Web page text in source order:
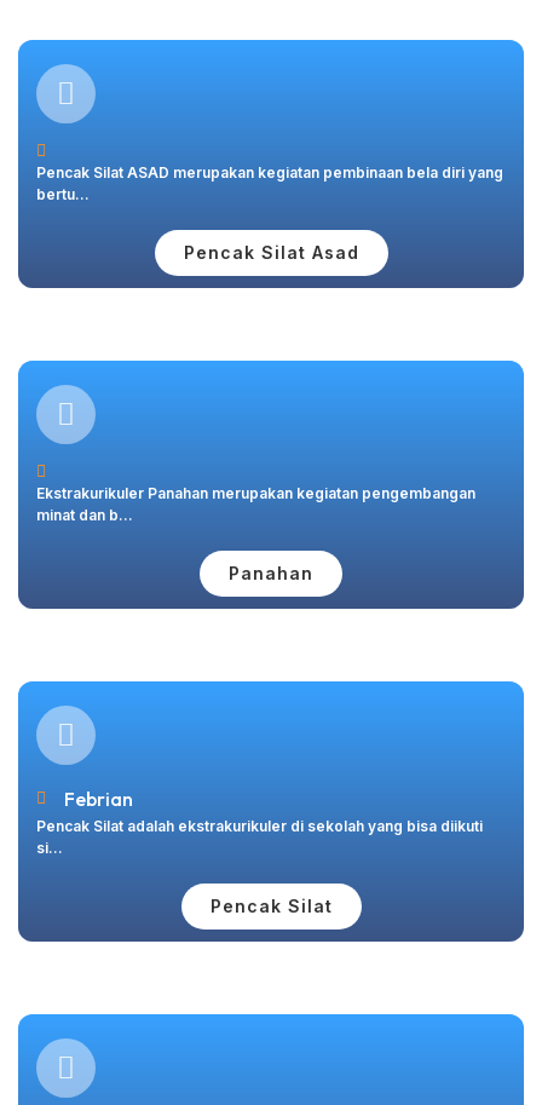
Pencak Silat ASAD merupakan kegiatan pembinaan bela diri yang
bertu...
Pencak Silat Asad
Ekstrakurikuler Panahan merupakan kegiatan pengembangan
minat dan b...
Panahan
Febrian
Pencak Silat adalah ekstrakurikuler di sekolah yang bisa diikuti
si...
Pencak Silat